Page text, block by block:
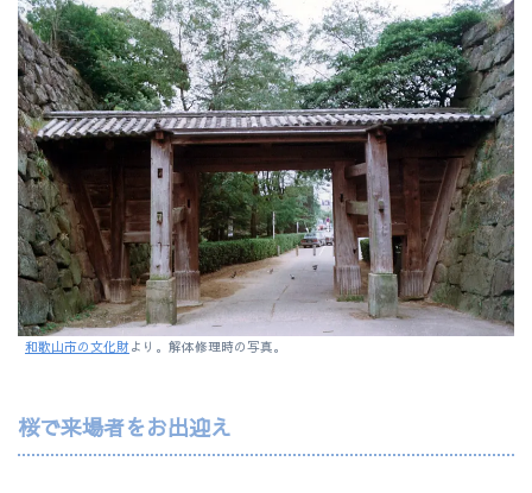
和歌山市の文化財 より。解体修理時の写真。
桜で来場者をお出迎え